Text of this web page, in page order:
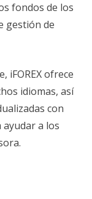
fondos de los
gestión de
iFOREX ofrece
idiomas, así
con
a los